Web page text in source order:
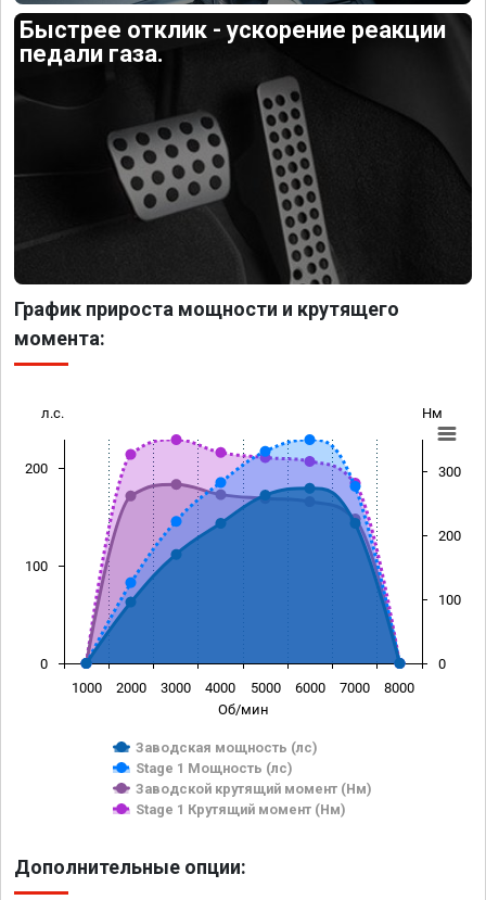
Быстрее отклик - ускорение реакции
педали газа.
График прироста мощности и крутящего
момента:
Об/мин
л.с. Нм
Заводская мощность (лс)
Stage 1 Мощность (лс)
Заводской крутящий момент (Нм)
Stage 1 Крутящий момент (Нм)
1000 2000 3000 4000 5000 6000 7000 8000
0
100
200
0
100
200
300
Дополнительные опции: